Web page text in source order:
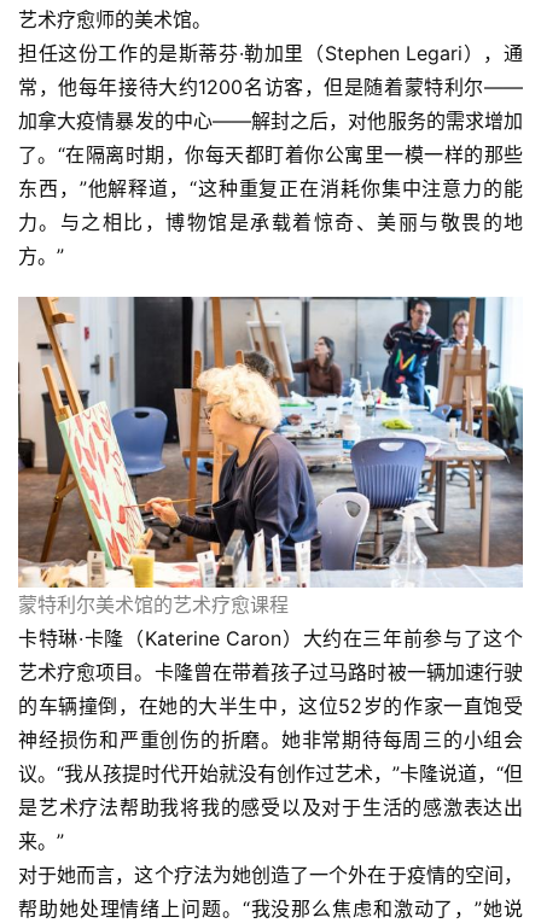
艺术疗愈师的美术馆。
担任这份工作的是斯蒂芬·勒加里（Stephen Legari），通
常，他每年接待大约1200名访客，但是随着蒙特利尔——
加拿大疫情暴发的中心——解封之后，对他服务的需求增加
了。“在隔离时期，你每天都盯着你公寓里一模一样的那些
东西，”他解释道，“这种重复正在消耗你集中注意力的能
力。与之相比，博物馆是承载着惊奇、美丽与敬畏的地
方。”
蒙特利尔美术馆的艺术疗愈课程
卡特琳·卡隆（Katerine Caron）大约在三年前参与了这个
艺术疗愈项目。卡隆曾在带着孩子过马路时被一辆加速行驶
的车辆撞倒，在她的大半生中，这位52岁的作家一直饱受
神经损伤和严重创伤的折磨。她非常期待每周三的小组会
议。“我从孩提时代开始就没有创作过艺术，”卡隆说道，“但
是艺术疗法帮助我将我的感受以及对于生活的感激表达出
来。”
对于她而言，这个疗法为她创造了一个外在于疫情的空间，
帮助她处理情绪上问题。“我没那么焦虑和激动了，”她说